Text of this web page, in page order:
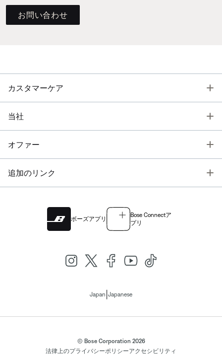
お問い合わせ
カスタマーケア
当社
オファー
追加のリンク
ボーズアプリ
Bose Connectア
プリ
Japan Japanese
© Bose Corporation 2026
法律上のプライバシーポリシーアクセシビリティ